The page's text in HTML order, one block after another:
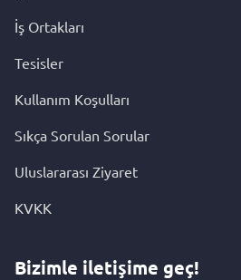
İş Ortakları
Tesisler
Kullanım Koşulları
Sıkça Sorulan Sorular
Uluslararası Ziyaret
KVKK
Bizimle iletişime geç!